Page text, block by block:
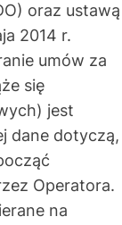
oraz ustawą
2014 r.
umów za
się
jest
dane dotyczą,
Operatora.
na